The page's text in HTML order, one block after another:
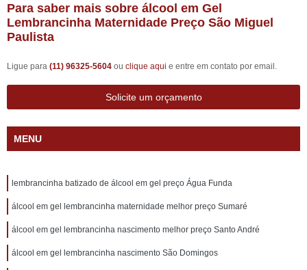
Para saber mais sobre álcool em Gel
Lembrancinha Maternidade Preço São Miguel
Paulista
Ligue para (11) 96325-5604 ou clique aqui e entre em contato por email.
Solicite um orçamento
MENU
lembrancinha batizado de álcool em gel preço Água Funda
álcool em gel lembrancinha maternidade melhor preço Sumaré
álcool em gel lembrancinha nascimento melhor preço Santo André
álcool em gel lembrancinha nascimento São Domingos